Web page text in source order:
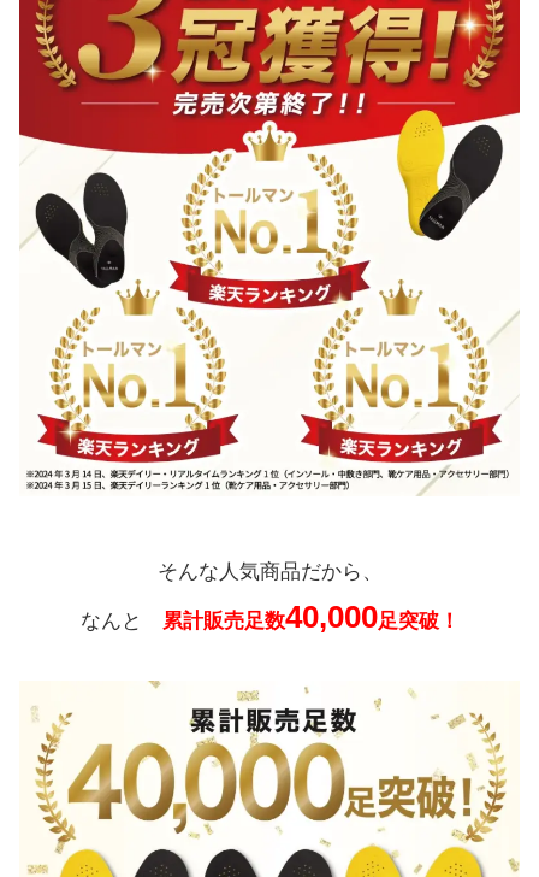
そんな人気商品だから、
なんと 累計販売足数40,000足突破！